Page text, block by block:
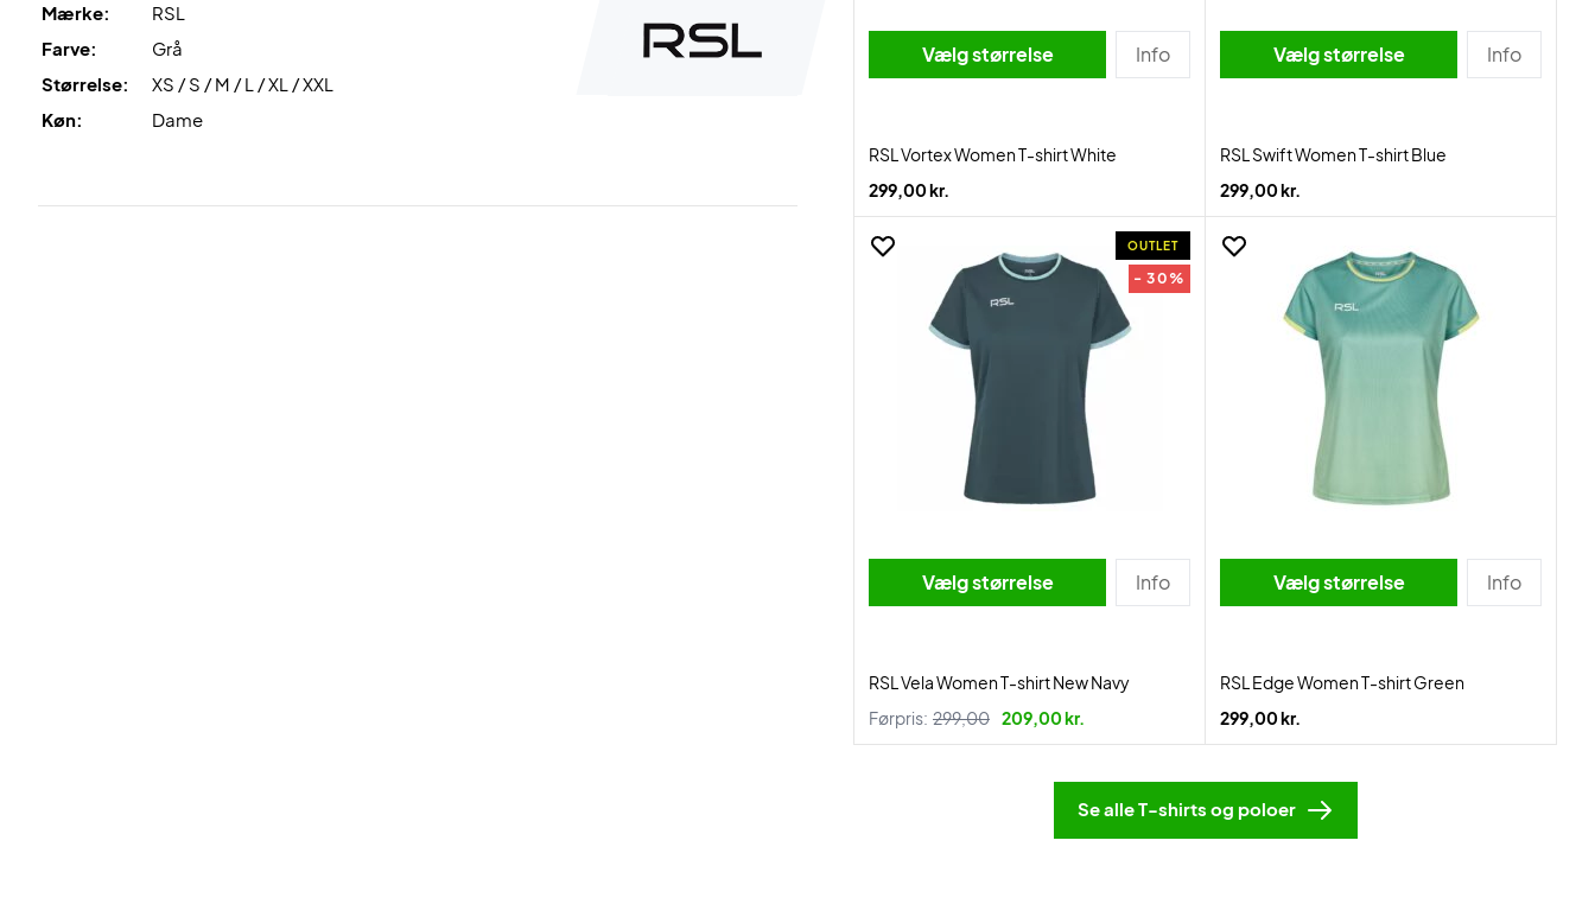
Mærke:
RSL
Farve:
Grå
Størrelse:
XS / S / M / L / XL / XXL
Køn:
Dame
Vælg størrelse Info
RSL Vortex Women T-shirt White
299,00 kr.
Vælg størrelse Info
RSL Swift Women T-shirt Blue
299,00 kr.
OUTLET
- 30%
Vælg størrelse Info
RSL Vela Women T-shirt New Navy
Førpris: 299,00 209,00 kr.
Vælg størrelse Info
RSL Edge Women T-shirt Green
299,00 kr.
Se alle T-shirts og poloer